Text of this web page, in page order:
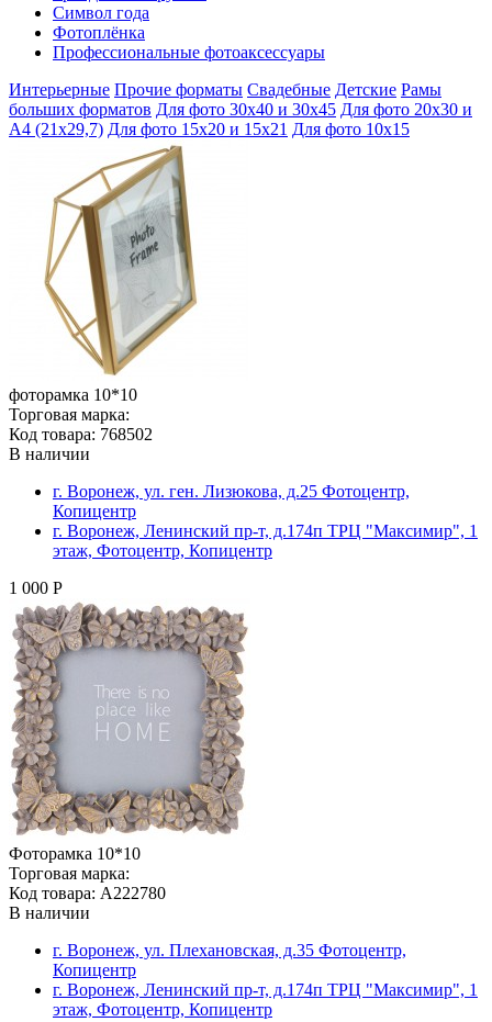
Символ года
Фотоплёнка
Профессиональные фотоаксессуары
Интерьерные Прочие форматы Свадебные Детские Рамы
больших форматов Для фото 30х40 и 30х45 Для фото 20х30 и
А4 (21х29,7) Для фото 15х20 и 15х21 Для фото 10х15
фоторамка 10*10
Торговая марка:
Код товара: 768502
В наличии
г. Воронеж, ул. ген. Лизюкова, д.25 Фотоцентр,
Копицентр
г. Воронеж, Ленинский пр-т, д.174п ТРЦ "Максимир", 1
этаж, Фотоцентр, Копицентр
1 000 Р
Фоторамка 10*10
Торговая марка:
Код товара: A222780
В наличии
г. Воронеж, ул. Плехановская, д.35 Фотоцентр,
Копицентр
г. Воронеж, Ленинский пр-т, д.174п ТРЦ "Максимир", 1
этаж, Фотоцентр, Копицентр